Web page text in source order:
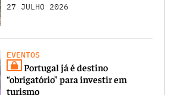
27 JULHO 2026
EVENTOS
Portugal já é destino
“obrigatório” para investir em
turismo